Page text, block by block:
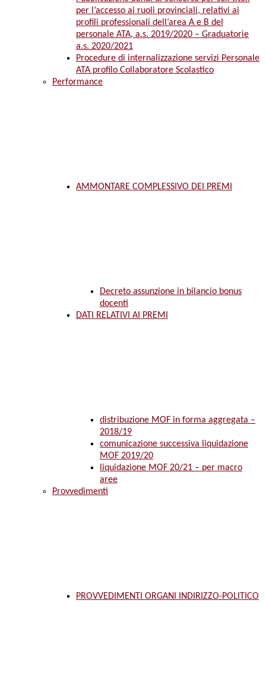
per l’accesso ai ruoli provinciali, relativi ai
profili professionali dell’area A e B del
personale ATA, a.s. 2019/2020 – Graduatorie
a.s. 2020/2021
Procedure di internalizzazione servizi Personale
ATA profilo Collaboratore Scolastico
Performance
AMMONTARE COMPLESSIVO DEI PREMI
Decreto assunzione in bilancio bonus
docenti
DATI RELATIVI AI PREMI
distribuzione MOF in forma aggregata –
2018/19
comunicazione successiva liquidazione
MOF 2019/20
liquidazione MOF 20/21 – per macro
aree
Provvedimenti
PROVVEDIMENTI ORGANI INDIRIZZO-POLITICO